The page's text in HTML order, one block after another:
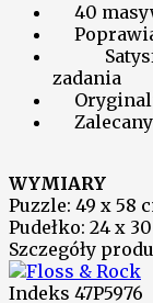
40
zadania
Zalecany
WYMIARY
Puzzle: 49 x 58
Pudełko: 24 x
Szczegóły
Indeks 47P5976